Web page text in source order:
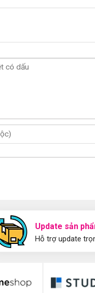
Update sản
Hỗ trợ update